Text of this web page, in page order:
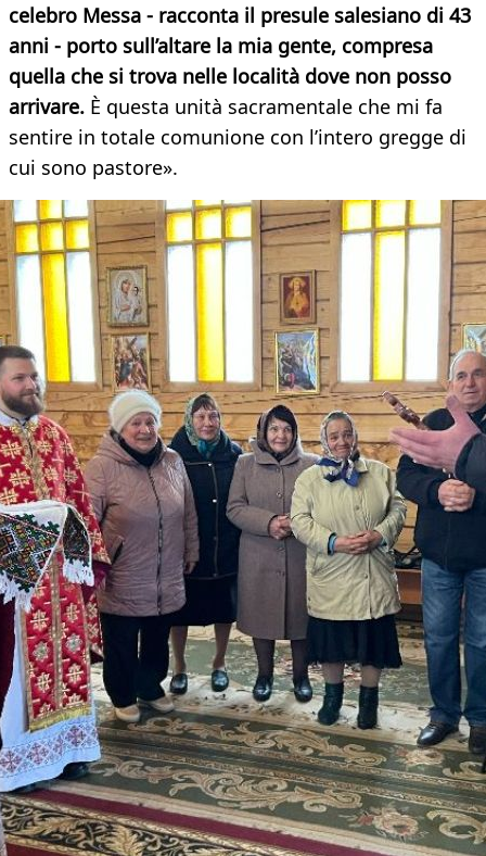
celebro Messa - racconta il presule salesiano di 43
anni - porto sull’altare la mia gente, compresa
quella che si trova nelle località dove non posso
arrivare. È questa unità sacramentale che mi fa
sentire in totale comunione con l’intero gregge di
cui sono pastore».